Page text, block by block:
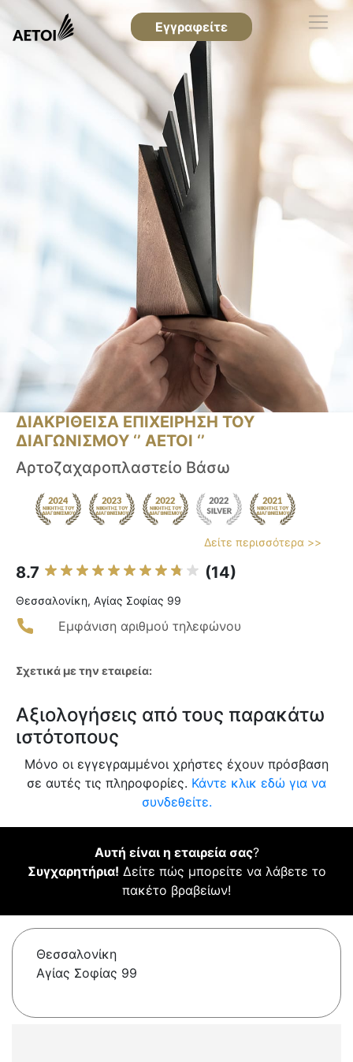
Εγγραφείτε
ΔΙΑΚΡΙΘΕΙΣΑ ΕΠΙΧΕΙΡΗΣΗ ΤΟΥ
ΔΙΑΓΩΝΙΣΜΟΥ ‘’ ΑΕΤΟΙ ‘’
Αρτοζαχαροπλαστείο Βάσω
Δείτε περισσότερα >>
8.7 (14)
Θεσσαλονίκη, Αγίας Σοφίας 99
Εμφάνιση αριθμού τηλεφώνου
Σχετικά με την εταιρεία:
Αξιολογήσεις από τους παρακάτω
ιστότοπους
Μόνο οι εγγεγραμμένοι χρήστες έχουν πρόσβαση
σε αυτές τις πληροφορίες. Κάντε κλικ εδώ για να
συνδεθείτε.
Αυτή είναι η εταιρεία σας?
Συγχαρητήρια! Δείτε πώς μπορείτε να λάβετε το
πακέτο βραβείων!
Θεσσαλονίκη
Αγίας Σοφίας 99